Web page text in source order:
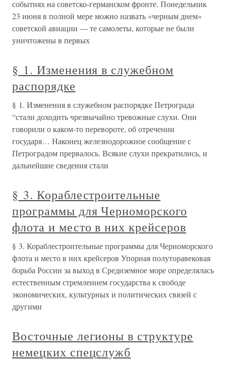
событиях на советско-германском фронте. Понедельник
23 июня в полной мере можно назвать «черным днем»
советской авиации — те самолеты, которые не были
уничтожены в первых
§ 1. Изменения в служебном
распорядке
§ 1. Изменения в служебном распорядке Петрограда
“стали доходить чрезвычайно тревожные слухи. Они
говорили о каком-то перевороте, об отречении
государя… Наконец железнодорожное сообщение с
Петроградом прервалось. Всякие слухи прекратились, и
дальнейшие сведения стали
§ 3. Кораблестроительные
программы для Черноморского
флота и место в них крейсеров
§ 3. Кораблестроительные программы для Черноморского
флота и место в них крейсеров Упорная полуторавековая
борьба России за выход в Средиземное море определялась
естественным стремлением государства к свободе
экономических, культурных и политических связей с
другими
Восточные легионы в структуре
немецких спецслужб